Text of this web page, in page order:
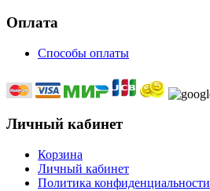
Оплата
Способы оплаты
Личный кабинет
Корзина
Личный кабинет
Политика конфиденциальности